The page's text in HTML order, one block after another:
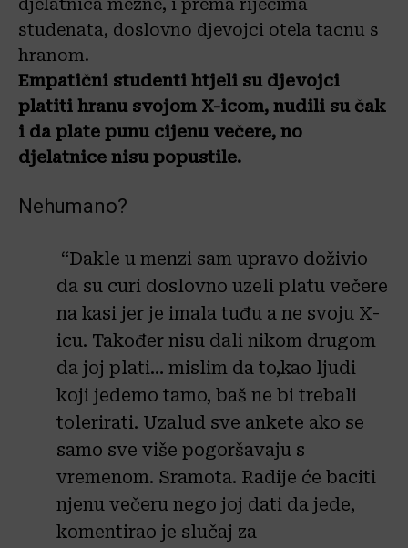
djelatnica mezne, i prema riječima
studenata, doslovno djevojci otela tacnu s
hranom.
Empatični studenti htjeli su djevojci
platiti hranu svojom X-icom, nudili su čak
i da plate punu cijenu večere, no
djelatnice nisu popustile.
Nehumano?
“Dakle u menzi sam upravo doživio
da su curi doslovno uzeli platu večere
na kasi jer je imala tuđu a ne svoju X-
icu. Također nisu dali nikom drugom
da joj plati… mislim da to,kao ljudi
koji jedemo tamo, baš ne bi trebali
tolerirati. Uzalud sve ankete ako se
samo sve više pogoršavaju s
vremenom. Sramota. Radije će baciti
njenu večeru nego joj dati da jede,
komentirao je slučaj za